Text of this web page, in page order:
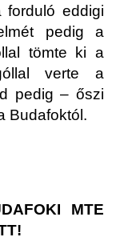
forduló eddigi
pedig a
tömte ki a
verte a
pedig – őszi
Budafoktól.
MTE